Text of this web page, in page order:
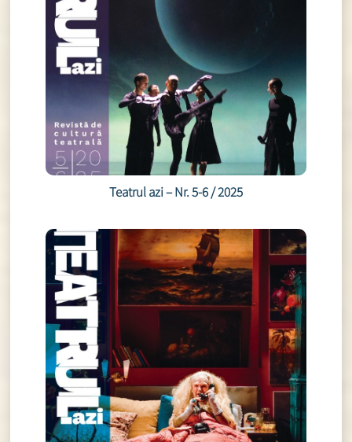
Teatrul azi – Nr. 5-6 / 2025